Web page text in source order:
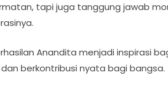
tapi juga tanggung jawab
Anandita menjadi inspirasi
dan berkontribusi nyata bagi bangsa.